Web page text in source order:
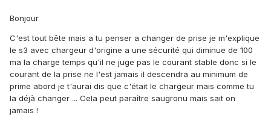
Bonjour
C'est tout bête mais a tu penser a changer de prise je m'explique
le s3 avec chargeur d'origine a une sécurité qui diminue de 100
ma la charge temps qu'il ne juge pas le courant stable donc si le
courant de la prise ne l'est jamais il descendra au minimum de
prime abord je t'aurai dis que c'était le chargeur mais comme tu
la déjà changer ... Cela peut paraître saugronu mais sait on
jamais !